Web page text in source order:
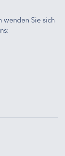
wenden Sie sich